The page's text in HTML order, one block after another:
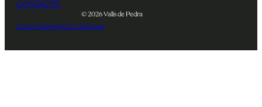
CONTACTE
© 2026 Valls de Pedra
Creació del projecte: Latipo.cat